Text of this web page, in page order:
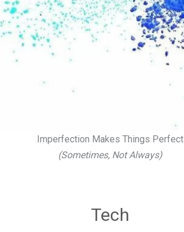
Imperfection Makes Things Perfect
(Sometimes, Not Always)
Tech